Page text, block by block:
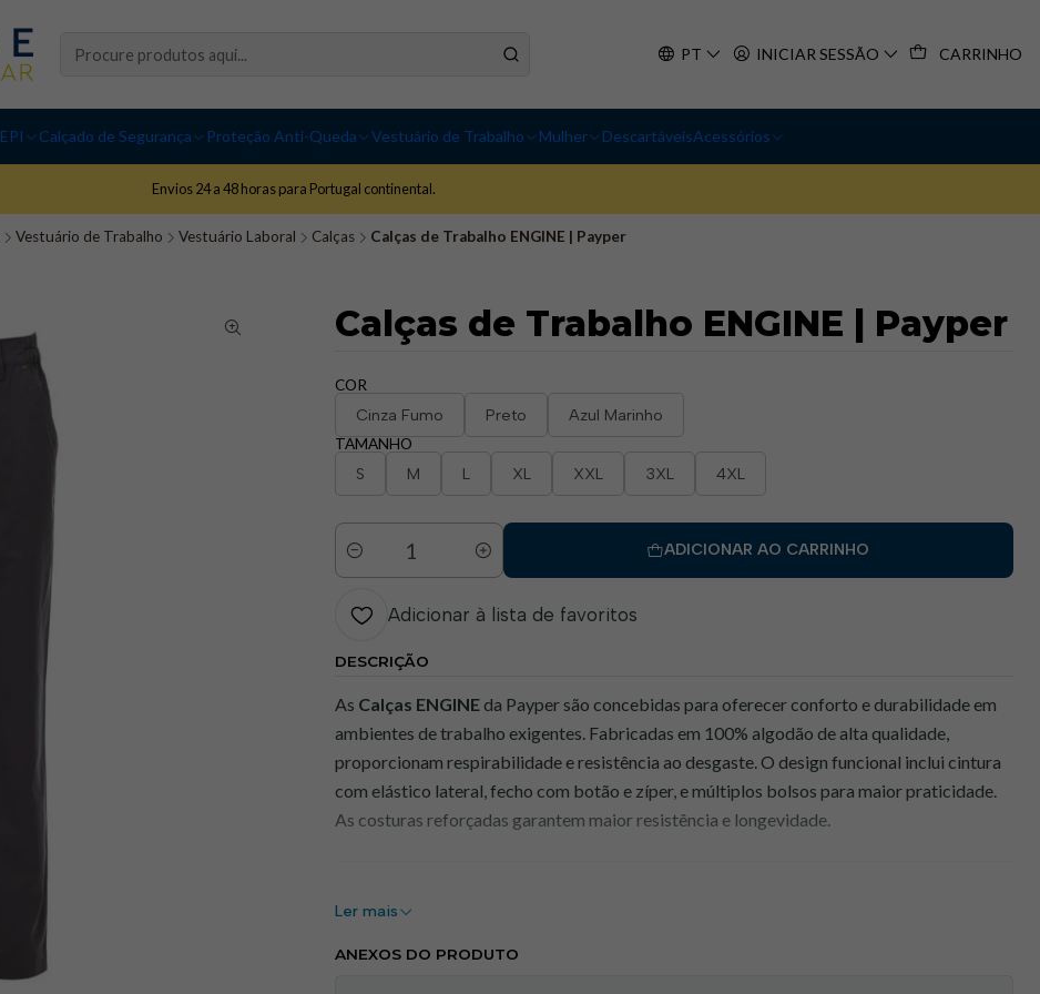
PT INICIAR SESSÃO CARRINHO
EPI Calçado de Segurança Proteção Anti-Queda Vestuário de Trabalho Mulher DescartáveisAcessórios
Envios 24 a 48 horas para Portugal continental.
Vestuário de Trabalho Vestuário Laboral Calças Calças de Trabalho ENGINE | Payper​
Calças de Trabalho ENGINE | Payper​
COR
Cinza Fumo Preto Azul Marinho
TAMANHO
S M L XL XXL 3XL 4XL
Quantidade
ADICIONAR AO CARRINHO
Adicionar à lista de favoritos
DESCRIÇÃO
As Calças ENGINE da Payper são concebidas para oferecer conforto e durabilidade em
ambientes de trabalho exigentes. Fabricadas em 100% algodão de alta qualidade,
proporcionam respirabilidade e resistência ao desgaste. O design funcional inclui cintura
com elástico lateral, fecho com botão e zíper, e múltiplos bolsos para maior praticidade.
As costuras reforçadas garantem maior resistência e longevidade.​
Benefícios:
Conforto térmico
Ler mais
ANEXOS DO PRODUTO